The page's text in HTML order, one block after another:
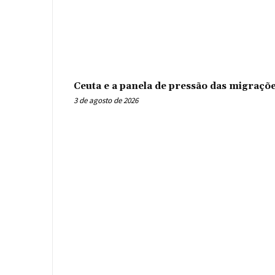
Ceuta e a panela de pressão das
3 de agosto de 2026